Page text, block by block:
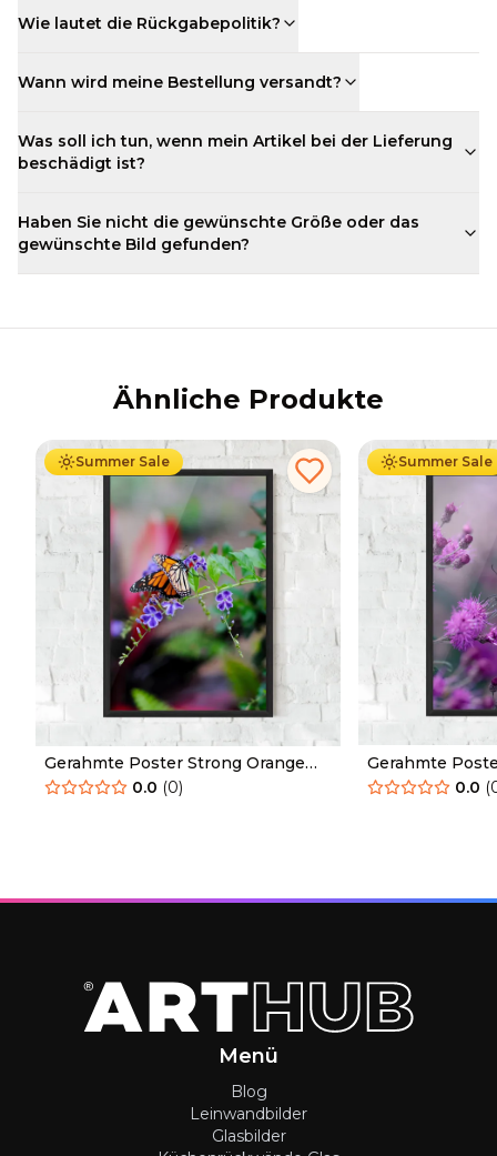
Wie lautet die Rückgabepolitik?
Wann wird meine Bestellung versandt?
Was soll ich tun, wenn mein Artikel bei der Lieferung
beschädigt ist?
Haben Sie nicht die gewünschte Größe oder das
gewünschte Bild gefunden?
Ähnliche Produkte
Summer Sale
49.90 € 29.90 €
Gerahmte Poster Strong Orange
Butterfly
0.0 (0)
Summer Sale
Ab
Gerahmte
Butterfly
0.0 (
Menü
Blog
Leinwandbilder
Glasbilder